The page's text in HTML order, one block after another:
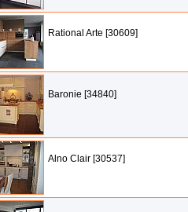
Rational Arte [30609]
Baronie [34840]
Alno Clair [30537]